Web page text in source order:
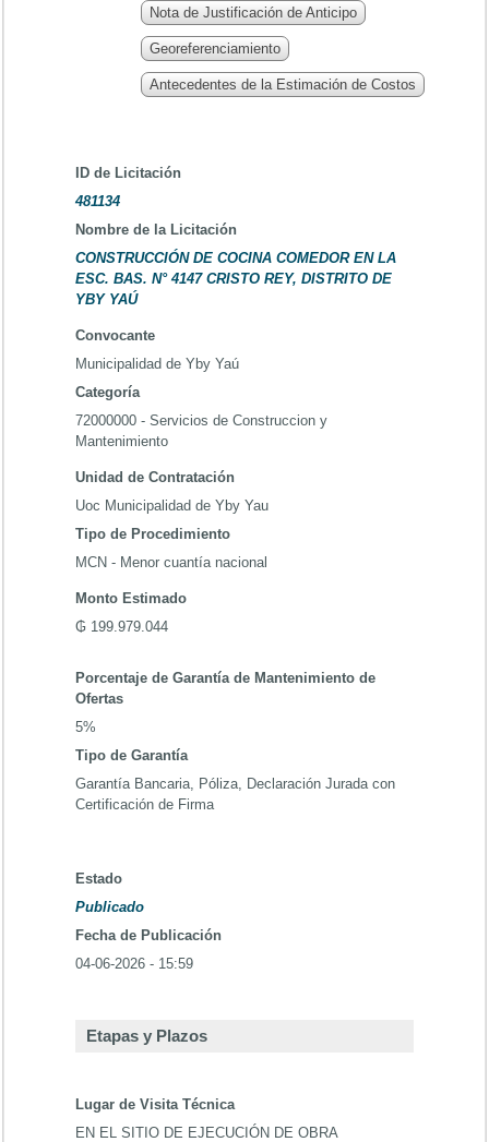
Nota de Justificación de Anticipo
Georeferenciamiento
Antecedentes de la Estimación de Costos
ID de Licitación
481134
Nombre de la Licitación
CONSTRUCCIÓN DE COCINA COMEDOR EN LA
ESC. BAS. N° 4147 CRISTO REY, DISTRITO DE
YBY YAÚ
Convocante
Municipalidad de Yby Yaú
Categoría
72000000 - Servicios de Construccion y
Mantenimiento
Unidad de Contratación
Uoc Municipalidad de Yby Yau
Tipo de Procedimiento
MCN - Menor cuantía nacional
Monto Estimado
₲ 199.979.044
Porcentaje de Garantía de Mantenimiento de
Ofertas
5%
Tipo de Garantía
Garantía Bancaria, Póliza, Declaración Jurada con
Certificación de Firma
Estado
Publicado
Fecha de Publicación
04-06-2026 - 15:59
Etapas y Plazos
Lugar de Visita Técnica
EN EL SITIO DE EJECUCIÓN DE OBRA